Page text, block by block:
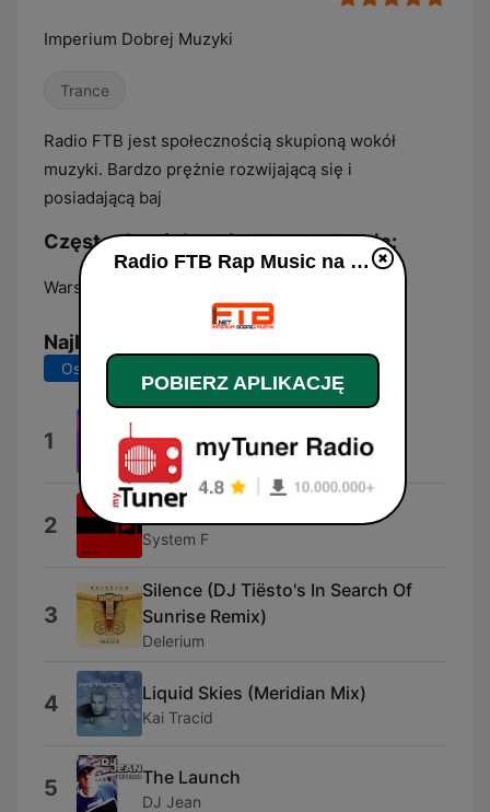
Imperium Dobrej Muzyki
Trance
Radio FTB jest społecznością skupioną wokół
muzyki. Bardzo prężnie rozwijającą się i
posiadającą baj
Częstotliwości Radio FTB Rap Music:
Warsaw:
Najlepsze piosenki
Ostatnie 7 dni
1 Sash!
2 Cry
System F
3
Silence (DJ Tiësto's In Search Of
Sunrise Remix)
Delerium
4 Liquid Skies (Meridian Mix)
Kai Tracid
5 The Launch
DJ Jean
Radio FTB Rap Music na żywo
POBIERZ APLIKACJĘ